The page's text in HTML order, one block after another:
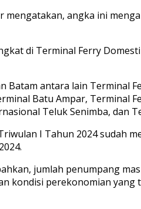
mengatakan, angka ini
di Terminal Ferry
Batam antara lain
Batu Ampar,
Teluk Senimba, dan
I Tahun 2024 sudah
jumlah penumpang
kondisi perekonomian